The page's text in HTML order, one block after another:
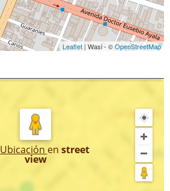
Leaflet| Wasi - ©OpenStreetMap
en street
view